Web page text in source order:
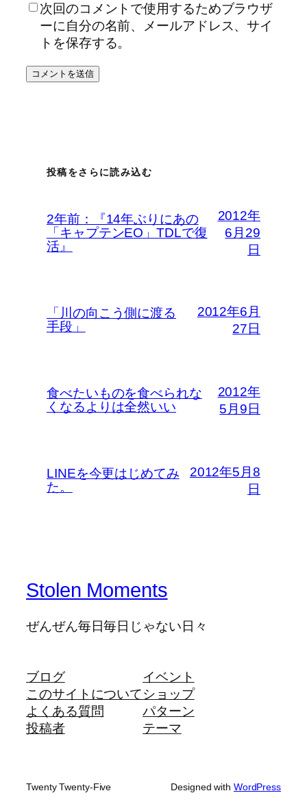
次回のコメントで使用するためブラウザ
ーに自分の名前、メールアドレス、サイ
トを保存する。
投稿をさらに読み込む
2年前：『14年ぶりにあの
「キャプテンEO」TDLで復
活』
2012年
6月29
日
「川の向こう側に渡る
手段」
2012年6月
27日
食べたいものを食べられな
くなるよりは全然いい
2012年
5月9日
LINEを今更はじめてみ
た。
2012年5月8
日
Stolen Moments
ぜんぜん毎日毎日じゃない日々
ブログ
このサイトについて
よくある質問
投稿者
イベント
ショップ
パターン
テーマ
Twenty Twenty-Five Designed with WordPress